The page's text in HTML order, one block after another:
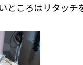
ころはリタッチ